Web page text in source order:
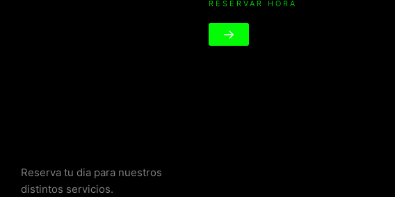
Reserva tu dia para nuestros
distintos servicios.
RESERVAR HORA
→